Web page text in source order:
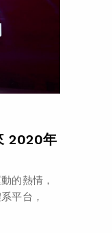
2020年
的熱情，
平台，